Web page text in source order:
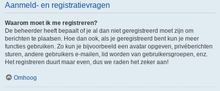
Aanmeld- en registratievragen
Waarom moet ik me registreren?
De beheerder heeft bepaalt of je al dan niet geregistreerd moet zijn om
berichten te plaatsen. Hoe dan ook, als je geregistreerd bent kun je meer
functies gebruiken. Zo kun je bijvoorbeeld een avatar opgeven, privéberichten
sturen, andere gebruikers e-mailen, lid worden van gebruikersgroepen, enz.
Het registreren duurt maar even, dus we raden het zeker aan!
Omhoog